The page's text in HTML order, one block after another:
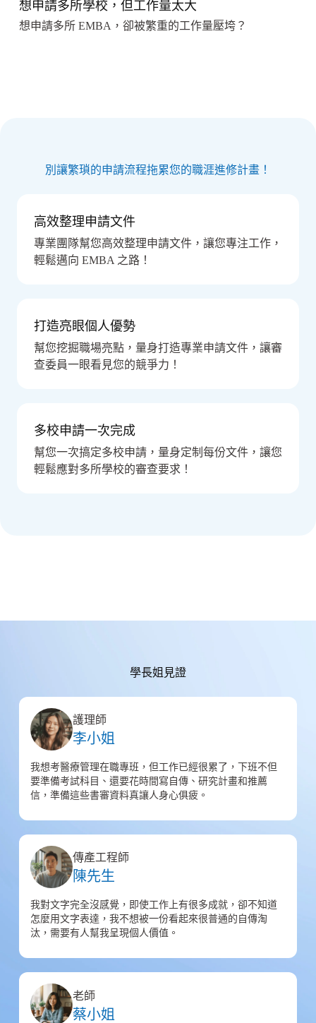
想申請多所學校，但工作量太大
想申請多所 EMBA，卻被繁重的工作量壓垮？
別讓繁瑣的申請流程拖累您的職涯進修計畫！
高效整理申請文件
專業團隊幫您高效整理申請文件，讓您專注工作，
輕鬆邁向 EMBA 之路！
打造亮眼個人優勢
幫您挖掘職場亮點，量身打造專業申請文件，讓審
查委員一眼看見您的競爭力！
多校申請一次完成
幫您一次搞定多校申請，量身定制每份文件，讓您
輕鬆應對多所學校的審查要求！
學長姐見證
護理師
李小姐
我想考醫療管理在職專班，但工作已經很累了，下班不但
要準備考試科目、還要花時間寫自傳、研究計畫和推薦
信，準備這些書審資料真讓人身心俱疲。
傳產工程師
陳先生
我對文字完全沒感覺，即使工作上有很多成就，卻不知道
怎麼用文字表達，我不想被一份看起來很普通的自傳淘
汰，需要有人幫我呈現個人價值。
老師
蔡小姐